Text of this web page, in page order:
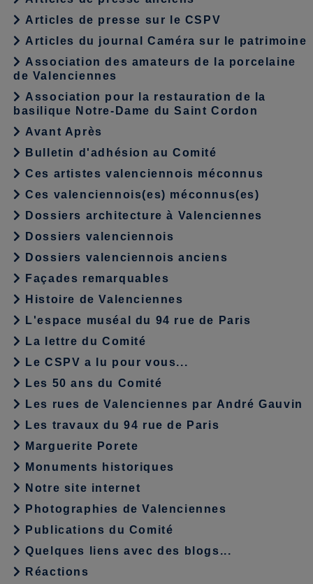
Articles de presse sur le CSPV
Articles du journal Caméra sur le patrimoine
Association des amateurs de la porcelaine
de Valenciennes
Association pour la restauration de la
basilique Notre-Dame du Saint Cordon
Avant Après
Bulletin d'adhésion au Comité
Ces artistes valenciennois méconnus
Ces valenciennois(es) méconnus(es)
Dossiers architecture à Valenciennes
Dossiers valenciennois
Dossiers valenciennois anciens
Façades remarquables
Histoire de Valenciennes
L'espace muséal du 94 rue de Paris
La lettre du Comité
Le CSPV a lu pour vous...
Les 50 ans du Comité
Les rues de Valenciennes par André Gauvin
Les travaux du 94 rue de Paris
Marguerite Porete
Monuments historiques
Notre site internet
Photographies de Valenciennes
Publications du Comité
Quelques liens avec des blogs...
Réactions